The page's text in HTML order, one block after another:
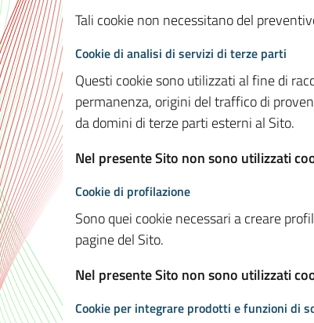
Tali cookie non necessitano del
Cookie di analisi di servizi di terze parti
Questi cookie sono utilizzati al fine di
permanenza, origini del traffico di
da domini di terze parti esterni al Sito.
Nel presente Sito non sono utilizzati
Cookie di profilazione
Sono quei cookie necessari a creare
pagine del Sito.
Nel presente Sito non sono utilizzati
Cookie per integrare prodotti e funzioni di